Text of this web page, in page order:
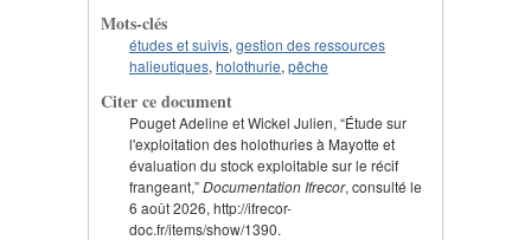
Mots-clés
études et suivis, gestion des ressources
halieutiques, holothurie, pêche
Citer ce document
Pouget Adeline et Wickel Julien, “Étude sur
l'exploitation des holothuries à Mayotte et
évaluation du stock exploitable sur le récif
frangeant,”Documentation Ifrecor, consulté le
6 août 2026, http://ifrecor-
doc.fr/items/show/1390.